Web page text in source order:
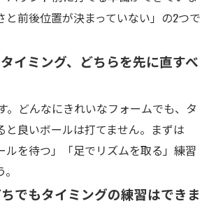
と前後位置が決まっていない」の2つで
イミング、どちらを先に直すべ
。どんなにきれいなフォームでも、タ
と良いボールは打てません。まずは
ルを待つ」「足でリズムを取る」練習
でもタイミングの練習はできま